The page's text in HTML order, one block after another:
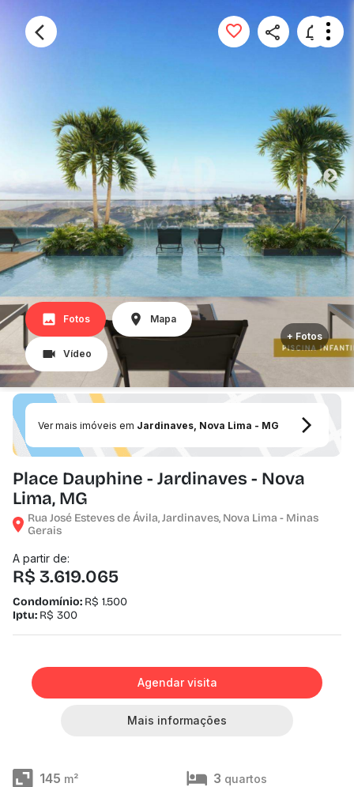
Fotos Mapa
Vídeo
+ Fotos
Ver mais imóveis em Jardinaves, Nova Lima - MG
Place Dauphine - Jardinaves - Nova
Lima, MG
Rua José Esteves de Ávila, Jardinaves, Nova Lima - Minas
Gerais
A partir de:
R$ 3.619.065
Condomínio: R$ 1.500
Iptu: R$ 300
Agendar visita
Mais informações
145 m² 3 quartos